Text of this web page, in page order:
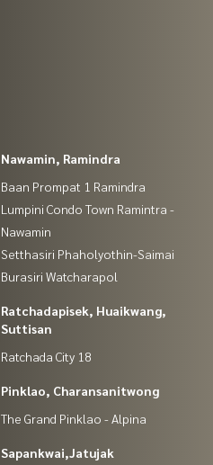
Nawamin, Ramindra
Baan Prompat 1 Ramindra
Lumpini Condo Town Ramintra -
Nawamin
Setthasiri Phaholyothin-Saimai
Burasiri Watcharapol
Ratchadapisek, Huaikwang,
Suttisan
Ratchada City 18
Pinklao, Charansanitwong
The Grand Pinklao - Alpina
Sapankwai,Jatujak